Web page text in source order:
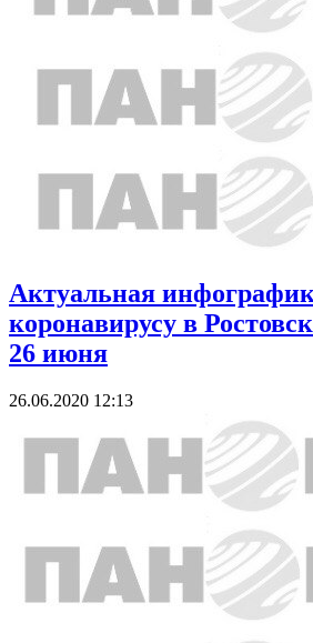
Актуальная
коронавирусу в
26 июня
26.06.2020 12:13